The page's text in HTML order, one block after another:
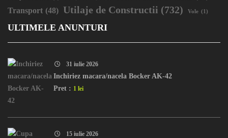
Transport (48) Utilaje de Constructii (732) Vole (1)
ULTIMELE ANUNTURI
31 iulie 2026
Inchiriez macara/nacela Bocker AK-42
Pret : 1 lei
15 iulie 2026